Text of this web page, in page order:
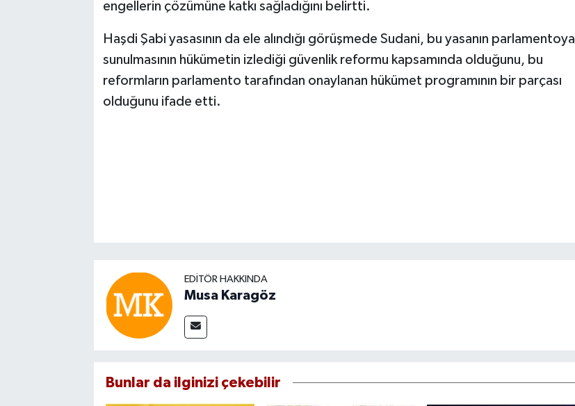
engellerin çözümüne katkı sağladığını belirtti.
Haşdi Şabi yasasının da ele alındığı görüşmede Sudani, bu yasanın parlamentoya
sunulmasının hükümetin izlediği güvenlik reformu kapsamında olduğunu, bu
reformların parlamento tarafından onaylanan hükümet programının bir parçası
olduğunu ifade etti.
EDITÖR HAKKINDA
Musa Karagöz
Bunlar da ilginizi çekebilir